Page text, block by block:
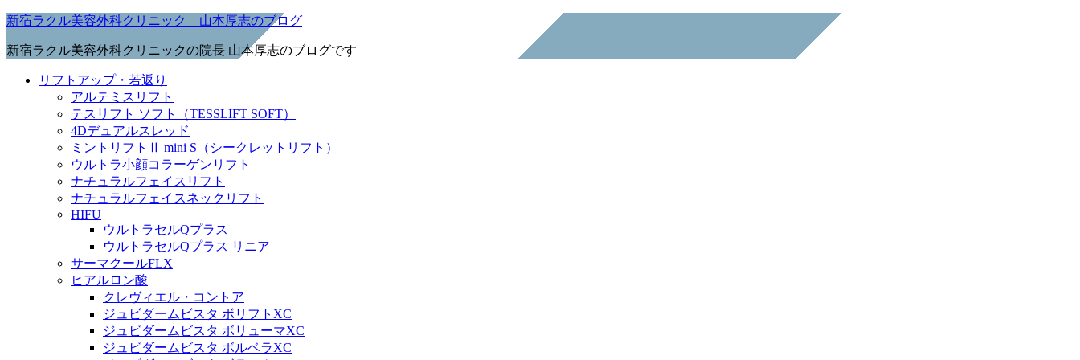
新宿ラクル美容外科クリニック 山本厚志のブログ
新宿ラクル美容外科クリニックの院長 山本厚志のブログです
リフトアップ・若返り
アルテミスリフト
テスリフト ソフト（TESSLIFT SOFT）
4Dデュアルスレッド
ミントリフトⅡ mini S（シークレットリフト）
ウルトラ小顔コラーゲンリフト
ナチュラルフェイスリフト
ナチュラルフェイスネックリフト
HIFU
ウルトラセルQプラス
ウルトラセルQプラス リニア
サーマクールFLX
ヒアルロン酸
クレヴィエル・コントア
ジュビダームビスタ ボリフトXC
ジュビダームビスタ ボリューマXC
ジュビダームビスタ ボルベラXC